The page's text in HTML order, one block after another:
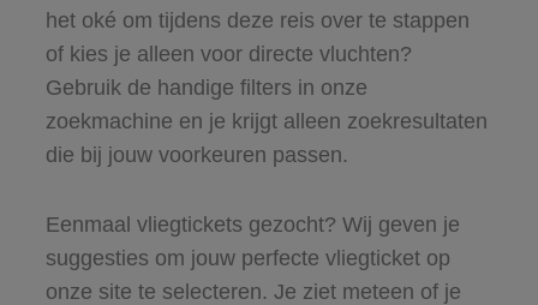
het oké om tijdens deze reis over te stappen
of kies je alleen voor directe vluchten?
Gebruik de handige filters in onze
zoekmachine en je krijgt alleen zoekresultaten
die bij jouw voorkeuren passen.
Eenmaal vliegtickets gezocht? Wij geven je
suggesties om jouw perfecte vliegticket op
onze site te selecteren. Je ziet meteen of je